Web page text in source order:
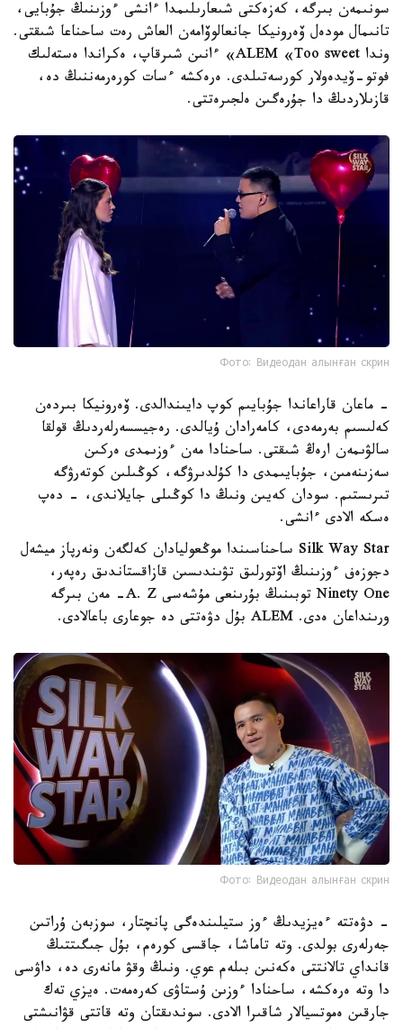
سونىمەن بىرگە، كەزەكتى شىعارىلىمدا ءانشى ءوزىنىڭ جۇبايى،
تانىمال مودەل ۆەرونيكا جانعالوۆامەن العاش رەت ساحناعا شىقتى.
وندا ALEM «Too sweet» ءانىن شىرقاپ، ەكراندا ەستەلىك
فوتو-ۆيدەولار كورسەتىلدى. ەرەكشە ءسات كورەرمەننىڭ دە،
قازىلاردىڭ دا جۇرەگىن ەلجىرەتتى.
Фото: Видеодан алынған скрин
- ماعان قاراعاندا جۇبايىم كوپ دايىندالدى. ۆەرونيكا بىردەن
كەلىسىم بەرمەدى، كامەرادان ۇيالدى. رەجيسسەرلەردىڭ قولقا
سالۋىمەن ارەڭ شىقتى. ساحنادا مەن ءوزىمدى ەركىن
سەزىنەمىن، جۇبايىمدى دا كۇلدىرۋگە، كوڭىلىن كوتەرۋگە
تىرىستىم. سودان كەيىن ونىڭ دا كوڭىلى جايلاندى، - دەپ
ەسكە الادى ءانشى.
Silk Way Star ساحناسىندا موڭعوليادان كەلگەن ونەرپاز ميشەل
دجوزەف ءوزىنىڭ اۆتورلىق تۋىندىسىن قازاقستاندىق رەپەر،
Ninety One توبىنىڭ بۇرىنعى مۇشەسى A. Z- مەن بىرگە
ورىنداعان ەدى. ALEM بۇل دۋەتتى دە جوعارى باعالادى.
Фото: Видеодан алынған скрин
- دۋەتتە ءەيزيدىڭ ءوز ستيلىندەگى پانچتار، سوزبەن ۇراتىن
جەرلەرى بولدى. وتە تاماشا، جاقسى كورەم، بۇل جىگىتتىڭ
قانداي تالانتتى ەكەنىن بىلەم عوي. ونىڭ وقۋ مانەرى دە، داۋسى
دا وتە ەرەكشە، ساحنادا ءوزىن ۇستاۋى كەرەمەت. ەيزي تەك
جارقىن ەموتسيالار شاقىرا الادى. سوندىقتان وتە قاتتى قۋانىشتى